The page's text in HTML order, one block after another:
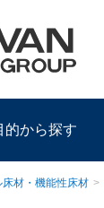
的から探す
床材・機能性床材 >